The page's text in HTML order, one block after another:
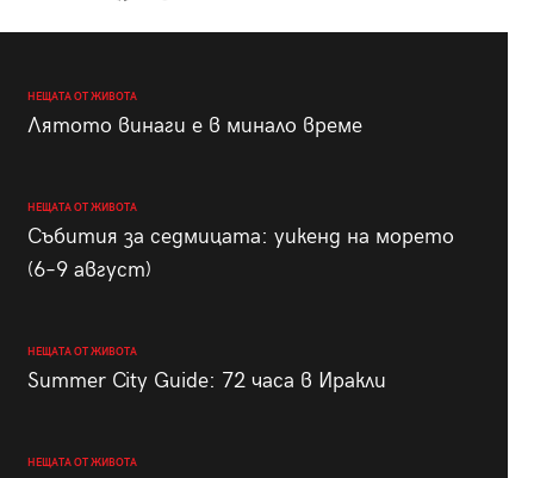
НЕЩАТА ОТ ЖИВОТА
Лятото винаги е в минало време
НЕЩАТА ОТ ЖИВОТА
Събития за седмицата: уикенд на морето
(6–9 август)
НЕЩАТА ОТ ЖИВОТА
Summer City Guide: 72 часа в Иракли
НЕЩАТА ОТ ЖИВОТА